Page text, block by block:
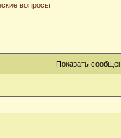
вопросы
Показать